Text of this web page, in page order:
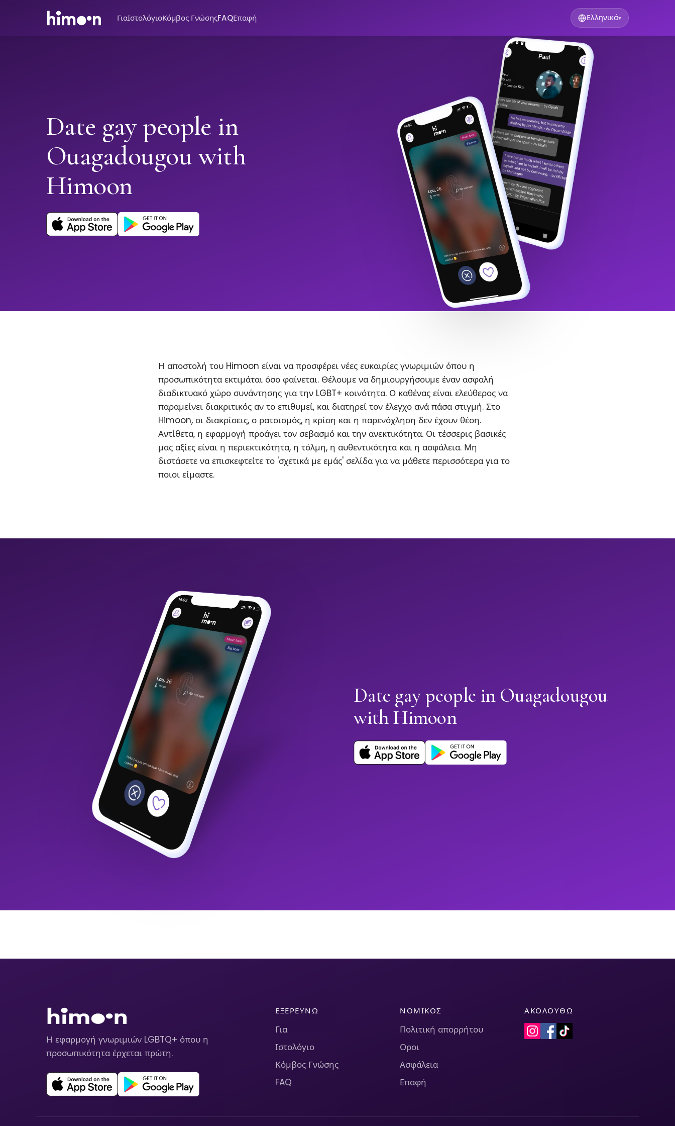
ΓιαΙστολόγιοΚόμβος ΓνώσηςFAQΕπαφή Ελληνικά▾
Date gay people in
Ouagadougou with
Himoon
Η αποστολή του Himoon είναι να προσφέρει νέες ευκαιρίες γνωριμιών όπου η
προσωπικότητα εκτιμάται όσο φαίνεται. Θέλουμε να δημιουργήσουμε έναν ασφαλή
διαδικτυακό χώρο συνάντησης για την LGBT+ κοινότητα. Ο καθένας είναι ελεύθερος να
παραμείνει διακριτικός αν το επιθυμεί, και διατηρεί τον έλεγχο ανά πάσα στιγμή. Στο
Himoon, οι διακρίσεις, ο ρατσισμός, η κρίση και η παρενόχληση δεν έχουν θέση.
Αντίθετα, η εφαρμογή προάγει τον σεβασμό και την ανεκτικότητα. Οι τέσσερις βασικές
μας αξίες είναι η περιεκτικότητα, η τόλμη, η αυθεντικότητα και η ασφάλεια. Μη
διστάσετε να επισκεφτείτε το 'σχετικά με εμάς' σελίδα για να μάθετε περισσότερα για το
ποιοι είμαστε.
Date gay people in Ouagadougou
with Himoon
Η εφαρμογή γνωριμιών LGBTQ+ όπου η
προσωπικότητα έρχεται πρώτη.
ΕΞΕΡΕΥΝΏ
Για
Ιστολόγιο
Κόμβος Γνώσης
FAQ
ΝΟΜΙΚΌΣ
Πολιτική απορρήτου
Οροι
Ασφάλεια
Επαφή
ΑΚΟΛΟΥΘΏ